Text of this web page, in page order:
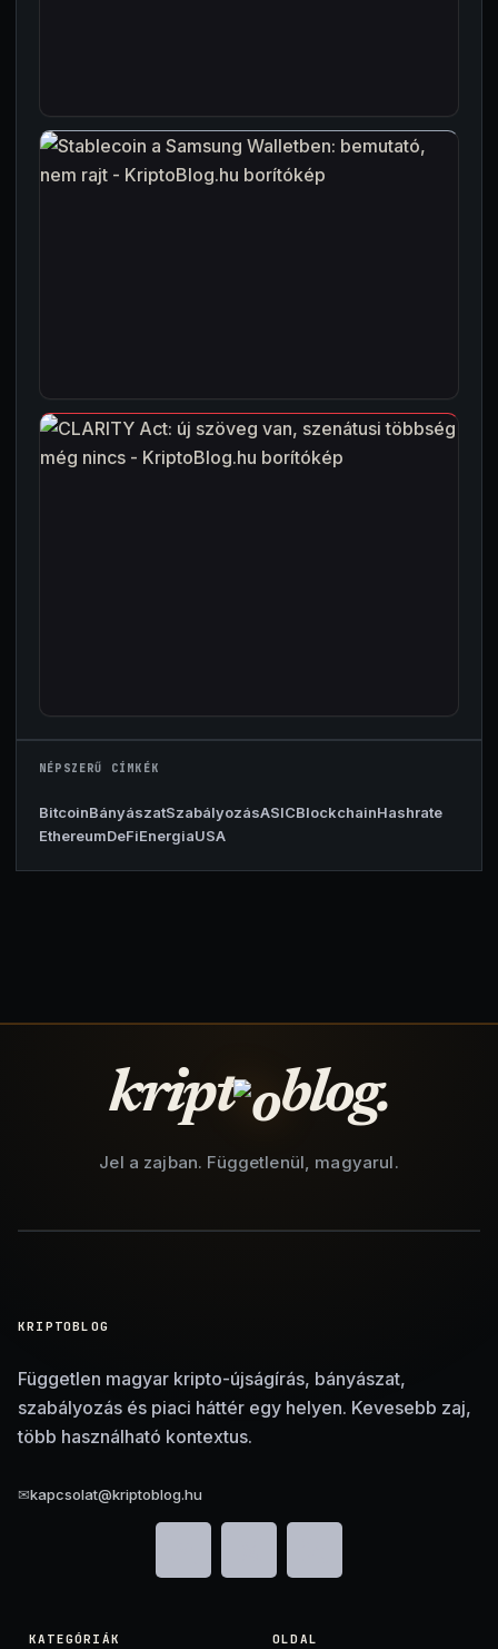
NÉPSZERŰ CÍMKÉK
BitcoinBányászatSzabályozásASICBlockchainHashrate
EthereumDeFiEnergiaUSA
kript blog.
Jel a zajban. Függetlenül, magyarul.
KRIPTOBLOG
Független magyar kripto-újságírás, bányászat,
szabályozás és piaci háttér egy helyen. Kevesebb zaj,
több használható kontextus.
✉kapcsolat@kriptoblog.hu
KATEGÓRIÁK OLDAL